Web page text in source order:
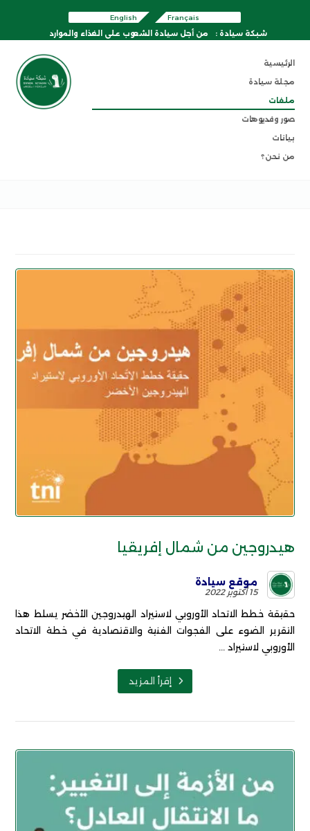
Français
English
شبكة سيادة :
من أجل سيادة الشعوب على الغذاء والموارد
الرئيسية
مجلة سيادة
ملفات
صور وفديوهات
بيانات
من نحن؟
هيدروجين من شمال إفريقيا
موقع سيادة
15 أكتوبر 2022
حقيقة خطط الاتحاد الأوروبي لاستيراد الهيدروجين الأخضر يسلط هذا
التقرير الضوء على الفجوات الفنية والاقتصادية في خطة الاتحاد
الأوروبي لاستيراد ...
إقرأ المزيد